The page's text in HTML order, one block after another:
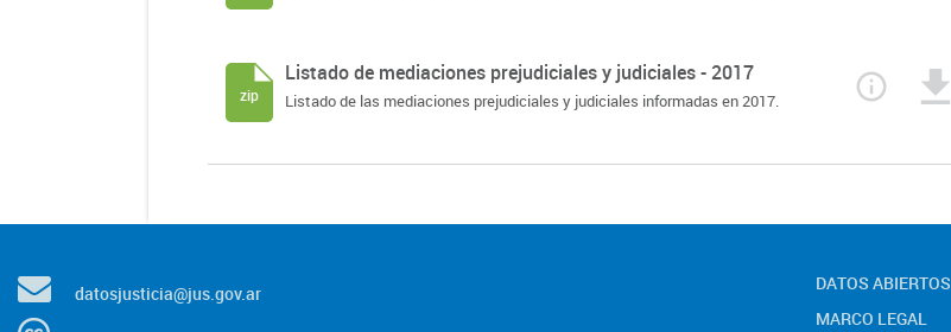
Listado de mediaciones prejudiciales y judiciales - 2017
Listado de las mediaciones prejudiciales y judiciales informadas en 2017.
zip
datosjusticia@jus.gov.ar
DATOS ABIERTOS
MARCO LEGAL